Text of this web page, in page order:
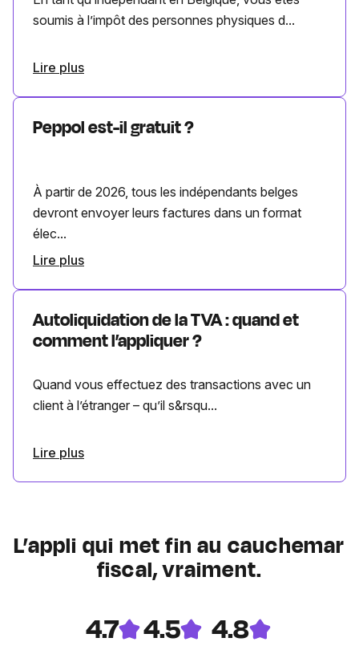
soumis à l’impôt des personnes physiques d...
Lire plus
Peppol est-il gratuit ?
À partir de 2026, tous les indépendants belges
devront envoyer leurs factures dans un format
élec...
Lire plus
Autoliquidation de la TVA : quand et
comment l’appliquer ?
Quand vous effectuez des transactions avec un
client à l’étranger – qu’il s&rsqu...
Lire plus
L’appli qui met fin au cauchemar
fiscal, vraiment.
4.7 4.5 4.8